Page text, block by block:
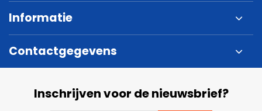
Informatie
Contactgegevens
Inschrijven voor de nieuwsbrief?